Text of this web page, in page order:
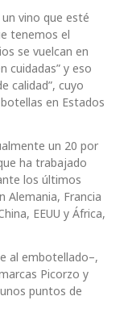
vino que esté
tenemos el
se vuelcan en
cuidadas” y eso
calidad”, cuyo
en Estados
un 20 por
ha trabajado
los últimos
Alemania, Francia
EEUU y África,
al embotellado–,
Picorzo y
puntos de